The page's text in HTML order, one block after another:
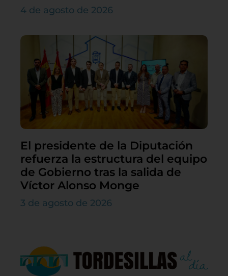
4 de agosto de 2026
El presidente de la Diputación
refuerza la estructura del equipo
de Gobierno tras la salida de
Víctor Alonso Monge
3 de agosto de 2026